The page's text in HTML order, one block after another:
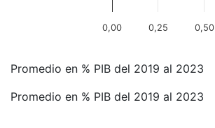
0,00 0,25 0,50
Promedio en % PIB del 2019 al 2023
Promedio en % PIB del 2019 al 2023